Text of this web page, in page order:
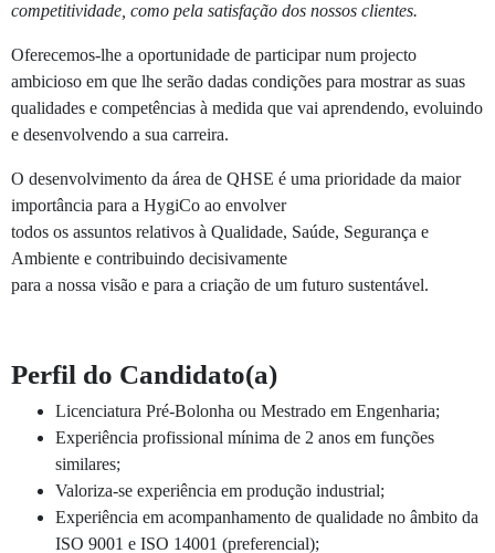
competitividade, como pela satisfação dos nossos clientes.
Oferecemos-lhe a oportunidade de participar num projecto
ambicioso em que lhe serão dadas condições para mostrar as suas
qualidades e competências à medida que vai aprendendo, evoluindo
e desenvolvendo a sua carreira.
O desenvolvimento da área de QHSE é uma prioridade da maior
importância para a HygiCo ao envolver
todos os assuntos relativos à Qualidade, Saúde, Segurança e
Ambiente e contribuindo decisivamente
para a nossa visão e para a criação de um futuro sustentável.
Perfil do Candidato(a)
Licenciatura Pré-Bolonha ou Mestrado em Engenharia;
Experiência profissional mínima de 2 anos em funções
similares;
Valoriza-se experiência em produção industrial;
Experiência em acompanhamento de qualidade no âmbito da
ISO 9001 e ISO 14001 (preferencial);